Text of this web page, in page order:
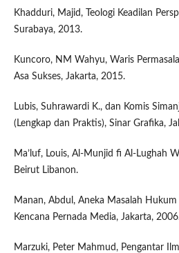
Khadduri, Majid, Teologi Keadilan
Surabaya, 2013.
Kuncoro, NM Wahyu, Waris
Asa Sukses, Jakarta, 2015.
Lubis, Suhrawardi K., dan Komis
(Lengkap dan Praktis), Sinar Grafika,
Ma’luf, Louis, Al-Munjid fi Al-Lughah
Beirut Libanon.
Manan, Abdul, Aneka Masalah
Kencana Pernada Media, Jakarta,
Marzuki, Peter Mahmud, Pengantar